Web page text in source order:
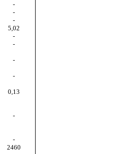
-
-
-
5,02
-
-
-
-
0,13
-
-
2460